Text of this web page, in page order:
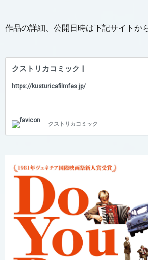
作品の詳細、公開日時は下記サイトか
クストリカコミック |
https://kusturicafilmfes.jp/
クストリカコミック